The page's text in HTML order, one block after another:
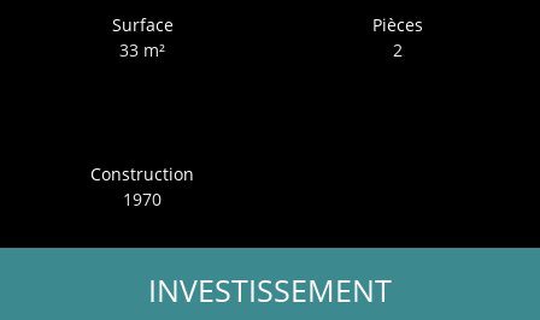
Surface
33 m²
Pièces
2
Construction
1970
INVESTISSEMENT